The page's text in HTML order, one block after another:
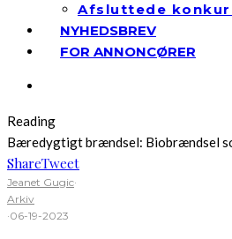
Afsluttede
NYHEDSBREV
FOR ANNONCØRER
Reading
Bæredygtigt brændsel: Biobrændsel
ShareTweet
Jeanet Gugic·
Arkiv
·06-19-2023